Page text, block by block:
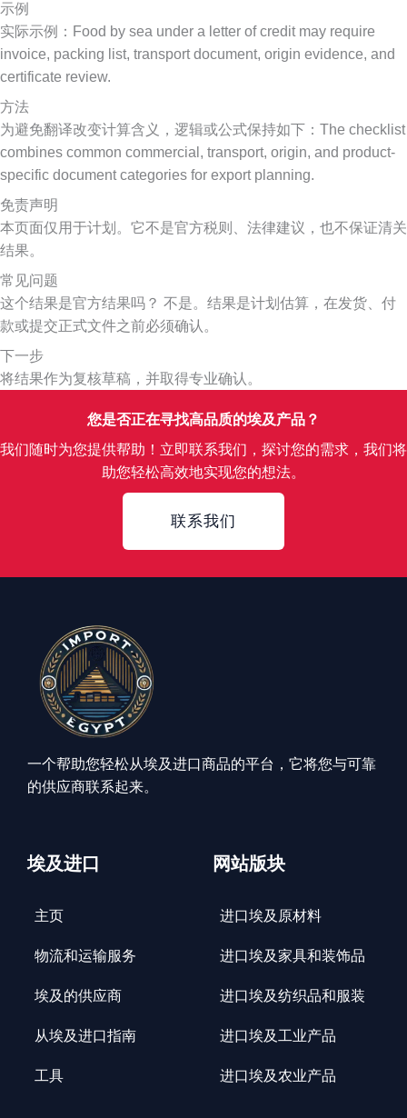
示例
实际示例：Food by sea under a letter of credit may require
invoice, packing list, transport document, origin evidence, and
certificate review.
方法
为避免翻译改变计算含义，逻辑或公式保持如下：The checklist
combines common commercial, transport, origin, and product-
specific document categories for export planning.
免责声明
本页面仅用于计划。它不是官方税则、法律建议，也不保证清关
结果。
常见问题
这个结果是官方结果吗？ 不是。结果是计划估算，在发货、付
款或提交正式文件之前必须确认。
下一步
将结果作为复核草稿，并取得专业确认。
您是否正在寻找高品质的埃及产品？
我们随时为您提供帮助！立即联系我们，探讨您的需求，我们将
助您轻松高效地实现您的想法。
联系我们
一个帮助您轻松从埃及进口商品的平台，它将您与可靠
的供应商联系起来。
埃及进口
主页
物流和运输服务
埃及的供应商
从埃及进口指南
工具
网站版块
进口埃及原材料
进口埃及家具和装饰品
进口埃及纺织品和服装
进口埃及工业产品
进口埃及农业产品